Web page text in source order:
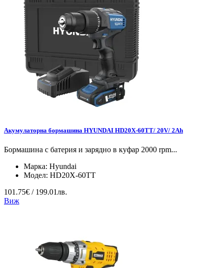
Акумулаторна бормашина HYUNDAI HD20X-60TT/ 20V/ 2Ah
Бормашина с батерия и зарядно в куфар 2000 rpm...
Марка: Hyundai
Модел: HD20X-60TT
101.75€ / 199.01лв.
Виж